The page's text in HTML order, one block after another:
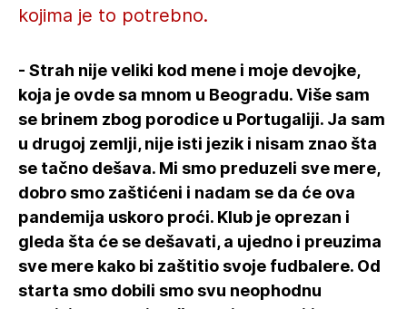
kojima je to potrebno.
- Strah nije veliki kod mene i moje devojke,
koja je ovde sa mnom u Beogradu. Više sam
se brinem zbog porodice u Portugaliji. Ja sam
u drugoj zemlji, nije isti jezik i nisam znao šta
se tačno dešava. Mi smo preduzeli sve mere,
dobro smo zaštićeni i nadam se da će ova
pandemija uskoro proći. Klub je oprezan i
gleda šta će se dešavati, a ujedno i preuzima
sve mere kako bi zaštitio svoje fudbalere. Od
starta smo dobili smo svu neophodnu